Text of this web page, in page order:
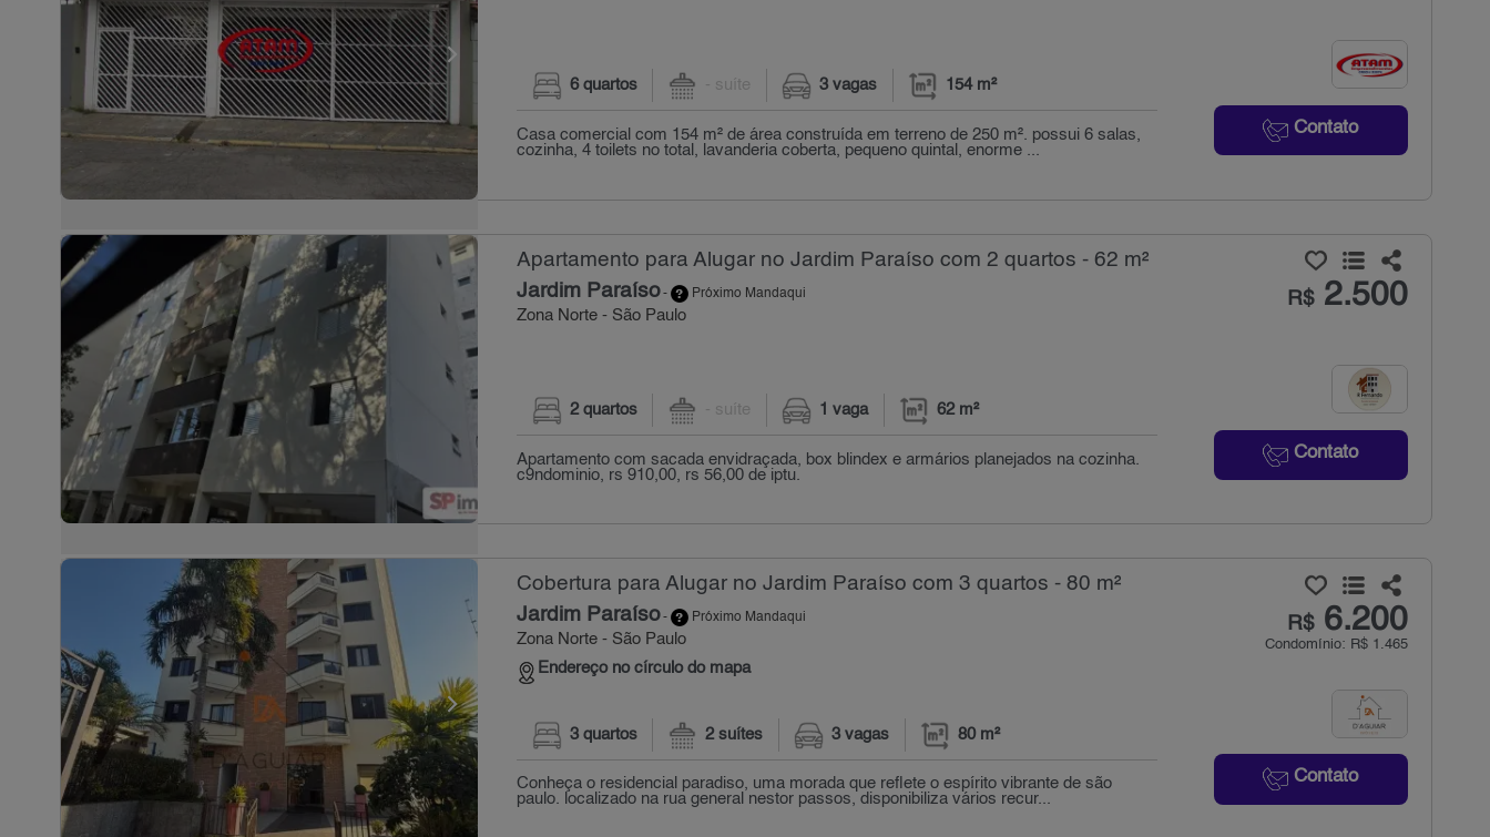
Contato
6 quartos - suíte 3 vagas 154 m²
Casa comercial com 154 m² de área construída em terreno de 250 m². possui 6 salas,
cozinha, 4 toilets no total, lavanderia coberta, pequeno quintal, enorme ...
Apartamento para Alugar no Jardim Paraíso com 2 quartos - 62 m²
Jardim Paraíso- Próximo Mandaqui
Zona Norte - São Paulo
R$2.500
Contato
2 quartos - suíte 1 vaga 62 m²
Apartamento com sacada envidraçada, box blindex e armários planejados na cozinha.
c9ndominio, rs 910,00, rs 56,00 de iptu.
Cobertura para Alugar no Jardim Paraíso com 3 quartos - 80 m²
Jardim Paraíso- Próximo Mandaqui
Zona Norte - São Paulo
Endereço no círculo do mapa
R$6.200
Condomínio: R$ 1.465
Contato
3 quartos 2 suítes 3 vagas 80 m²
Conheça o residencial paradiso, uma morada que reflete o espírito vibrante de são
paulo. localizado na rua general nestor passos, disponibiliza vários recur...